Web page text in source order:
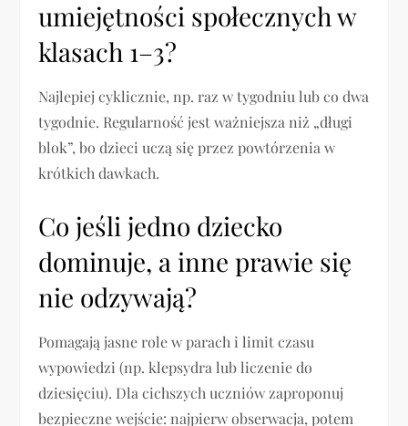
umiejętności społecznych w
klasach 1–3?
Najlepiej cyklicznie, np. raz w tygodniu lub co dwa
tygodnie. Regularność jest ważniejsza niż „długi
blok”, bo dzieci uczą się przez powtórzenia w
krótkich dawkach.
Co jeśli jedno dziecko
dominuje, a inne prawie się
nie odzywają?
Pomagają jasne role w parach i limit czasu
wypowiedzi (np. klepsydra lub liczenie do
dziesięciu). Dla cichszych uczniów zaproponuj
bezpieczne wejście: najpierw obserwacja, potem